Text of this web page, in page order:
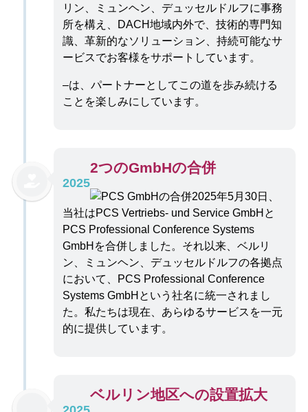
リン、ミュンヘン、デュッセルドルフに事務
所を構え、DACH地域内外で、技術的専門知
識、革新的なソリューション、持続可能なサ
ービスでお客様をサポートしています。
–は、パートナーとしてこの道を歩み続ける
ことを楽しみにしています。
2025
2つのGmbHの合併
2025年5月30日、
当社はPCS Vertriebs- und Service GmbHと
PCS Professional Conference Systems
GmbHを合併しました。それ以来、ベルリ
ン、ミュンヘン、デュッセルドルフの各拠点
において、PCS Professional Conference
Systems GmbHという社名に統一されまし
た。私たちは現在、あらゆるサービスを一元
的に提供しています。
ベルリン地区への設置拡大